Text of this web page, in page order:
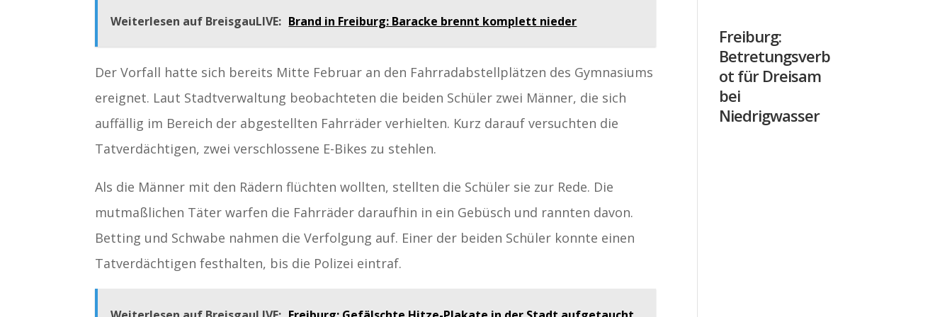
Weiterlesen auf BreisgauLIVE: Brand in Freiburg: Baracke brennt komplett nieder
Der Vorfall hatte sich bereits Mitte Februar an den Fahrradabstellplätzen des Gymnasiums
ereignet. Laut Stadtverwaltung beobachteten die beiden Schüler zwei Männer, die sich
auffällig im Bereich der abgestellten Fahrräder verhielten. Kurz darauf versuchten die
Tatverdächtigen, zwei verschlossene E-Bikes zu stehlen.
Als die Männer mit den Rädern flüchten wollten, stellten die Schüler sie zur Rede. Die
mutmaßlichen Täter warfen die Fahrräder daraufhin in ein Gebüsch und rannten davon.
Betting und Schwabe nahmen die Verfolgung auf. Einer der beiden Schüler konnte einen
Tatverdächtigen festhalten, bis die Polizei eintraf.
Freiburg:
Betretungsverb
ot für Dreisam
bei
Niedrigwasser